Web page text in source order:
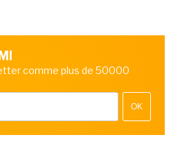
comme plus de 50000
OK